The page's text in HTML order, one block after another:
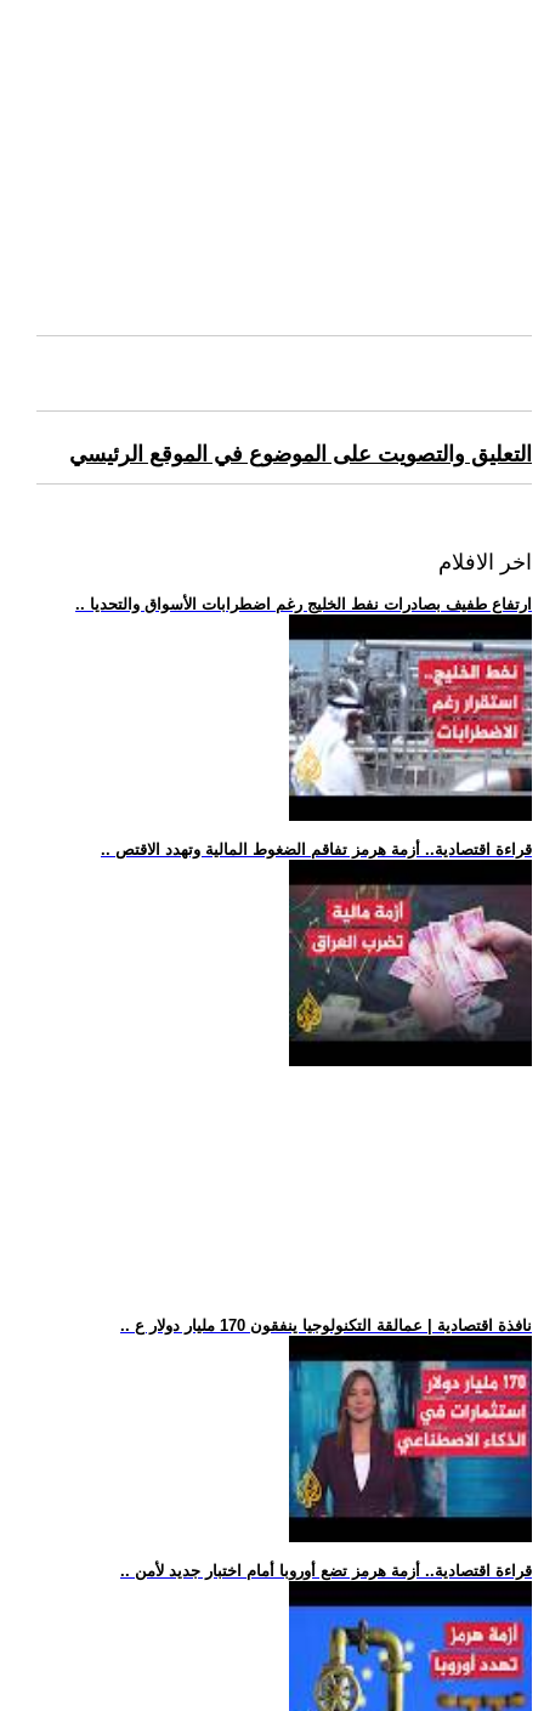
التعليق والتصويت على الموضوع في الموقع الرئيسي
اخر الافلام
.. ارتفاع طفيف بصادرات نفط الخليج رغم اضطرابات الأسواق والتحديا
.. قراءة اقتصادية.. أزمة هرمز تفاقم الضغوط المالية وتهدد الاقتص
.. نافذة اقتصادية | عمالقة التكنولوجيا ينفقون 170 مليار دولار ع
.. قراءة اقتصادية.. أزمة هرمز تضع أوروبا أمام اختبار جديد لأمن